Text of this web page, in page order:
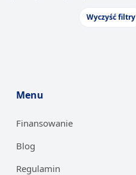
Wyczyść filtry
Menu
Finansowanie
Blog
Regulamin